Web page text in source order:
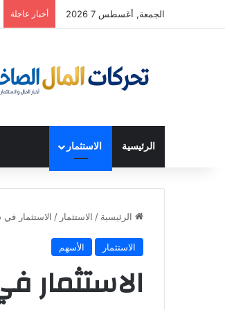
الجمعة, أغسطس 7 2026 أخبار عاجلة
الرئيسية الاستثمار
الرئيسية / الاستثمار / الاستثمار في سالك:
الاستثمار الأسهم